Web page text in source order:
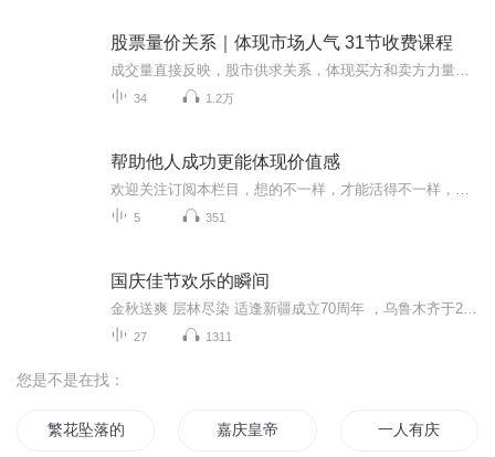
股票量价关系｜体现市场人气 31节收费课程
34 1.2万
帮助他人成功更能体现价值感
5 351
国庆佳节欢乐的瞬间
27 1311
您是不是在找：
繁花坠落的季节 嘉庆皇帝 一人有庆